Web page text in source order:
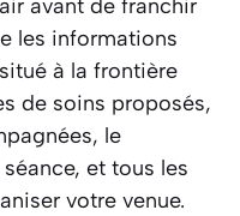
avant de franchir
les informations
à la frontière
de soins proposés,
le
et tous les
votre venue.